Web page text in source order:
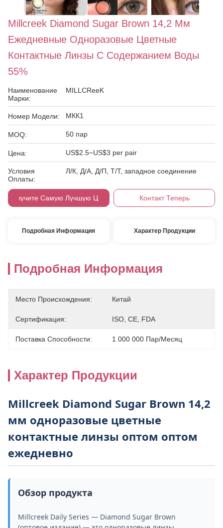
Millcreek Diamond Sugar Brown 14,2 Мм
Ежедневные Одноразовые Цветные
Контактные Линзы С Содержанием Воды
55%
Наименование
Марки:
MILLCReeK
Номер Модели: МКК1
MOQ: 50 пар
Цена: US$2.5~US$3 per pair
Условия
Оплаты:
Л/К, Д/А, Д/П, Т/Т, западное соединение
Получите Самую Лучшую Цену Контакт Теперь
Подробная Информация Характер Продукции
Подробная Информация
Место Происхождения: Китай
Сертификация: ISO, CE, FDA
Поставка Способности: 1 000 000 Пар/месяц
Характер Продукции
Millcreek Diamond Sugar Brown 14,2
мм одноразовые цветные
контактные линзы оптом оптом
ежедневно
Обзор продукта
Millcreek Daily Series — Diamond Sugar Brown